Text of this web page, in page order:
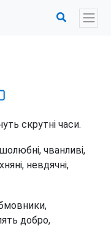
скрутні часи.
чванливі,
невдячні,
добро,